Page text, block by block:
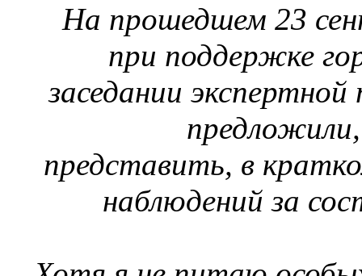
На прошедшем 23
при поддержке
заседании
представить, в
наблюдений за